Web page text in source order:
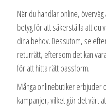
När du handlar online,
betyg för att säkerställa att
dina behov. Dessutom, se
returrätt, eftersom det kan
för att hitta rätt passform.
Många onlinebutiker erbjuder
kampanjer, vilket gör det värt